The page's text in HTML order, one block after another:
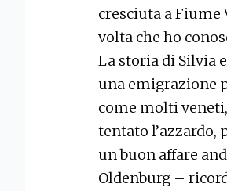
cresciuta a Fiume
volta che ho
La storia di Silvia
una emigrazione
come molti
tentato l’azzardo,
un buon affare
Oldenburg –